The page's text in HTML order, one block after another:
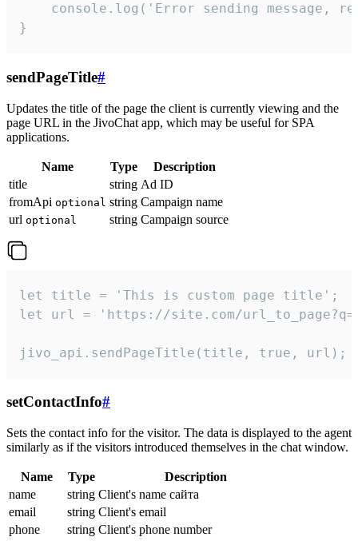
console.log('Error sending message,
}
sendPageTitle#
Updates the title of the page the client is currently viewing and the
page URL in the JivoChat app, which may be useful for SPA
applications.
Name Type
Description
title
string Ad ID
fromApi optional string Campaign name
url optional string Campaign source
let title = 'This is custom page title';
let url = 'https://site.com/
jivo_api.sendPageTitle(title, true, url);
setContactInfo#
Sets the contact info for the visitor. The data is displayed to the agent
similarly as if the visitors introduced themselves in the chat window.
Name Type
Description
name
string Client's name сайта
email
string Client's email
phone
string Client's phone number